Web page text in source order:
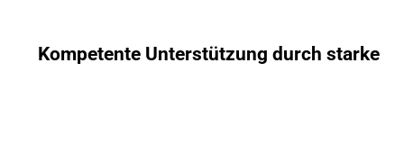
Kompetente Unterstützung durch starke